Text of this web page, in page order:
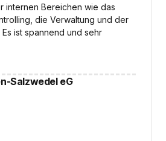
internen Bereichen wie das
die Verwaltung und der
ist spannend und sehr
Salzwedel eG